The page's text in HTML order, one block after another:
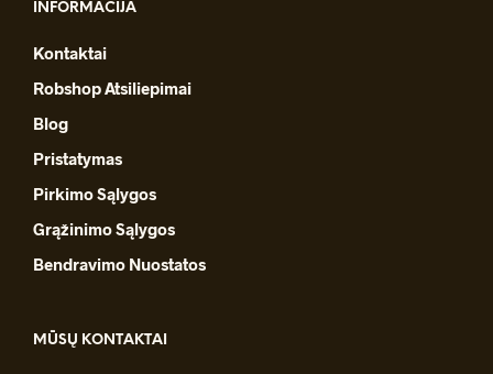
INFORMACIJA
Kontaktai
Robshop Atsiliepimai
Blog
Pristatymas
Pirkimo Sąlygos
Grąžinimo Sąlygos
Bendravimo Nuostatos
MŪSŲ KONTAKTAI